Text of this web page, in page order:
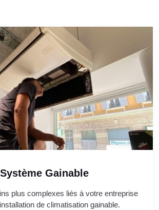
Système Gainable
plus complexes liés à votre entreprise
de climatisation gainable.